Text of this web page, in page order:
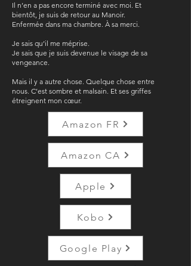
Il n’en a pas encore terminé avec moi. Et
bientôt, je suis de retour au Manoir.
Enfermée dans ma chambre. À sa merci.
Je sais qu’il me méprise.
Je sais que je suis devenue le visage de sa
vengeance.
Mais il y a autre chose. Quelque chose entre
nous. C’est sombre et malsain. Et ses griffes
étreignent mon cœur.
Amazon FR
Amazon CA
Apple
Kobo
Google Play